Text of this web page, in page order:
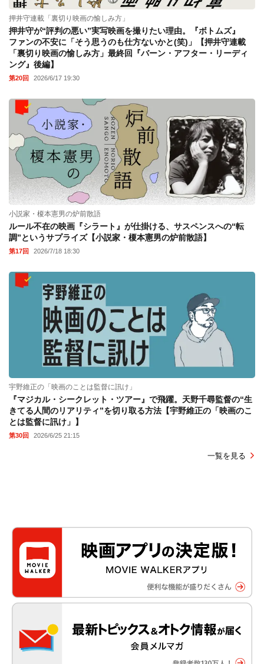
押井守連載「裏切り映画の愉しみ方」
押井守が“評判の悪い”実写映画を撮りたい理由。『ボトムズ』
ファンの不安に「そう思うのも仕方ないかと(笑)」【押井守連載
「裏切り映画の愉しみ方」最終回『バーン・アフター・リーディ
ング』後編】
第20回 2026/6/17 19:30
小説家・榎本憲男の炉前散語
ルール不在の映画『シラート』が仕掛ける、サスペンスへの“転
調”というサプライズ【小説家・榎本憲男の炉前散語】
第17回 2026/7/18 18:30
宇野維正の「映画のことは監督に訊け」
『マジカル・シークレット・ツアー』で飛躍。天野千尋監督の“生
きてる人間のリアリティ”を切り取る方法【宇野維正の「映画のこ
とは監督に訊け」】
第30回 2026/6/25 21:15
一覧を見る